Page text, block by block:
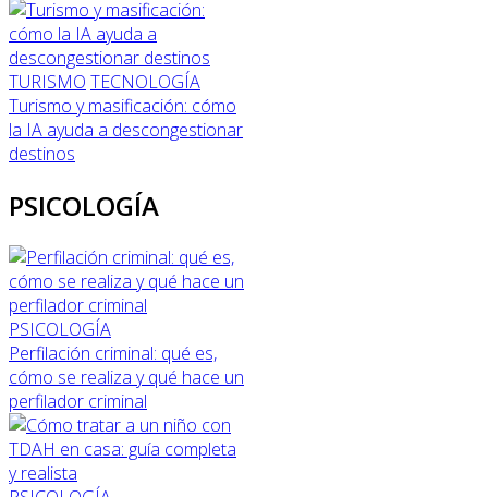
TURISMO TECNOLOGÍA
Turismo y masificación: cómo
la IA ayuda a descongestionar
destinos
PSICOLOGÍA
PSICOLOGÍA
Perfilación criminal: qué es,
cómo se realiza y qué hace un
perfilador criminal